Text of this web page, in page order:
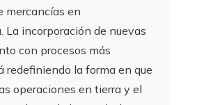
mercancías en
La incorporación de nuevas
con procesos más
redefiniendo la forma en que
operaciones en tierra y el